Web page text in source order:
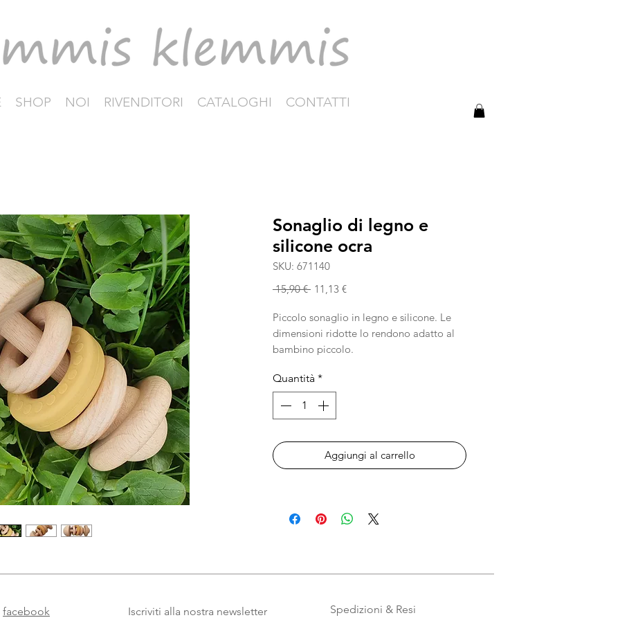
SHOP NOI RIVENDITORI CATALOGHI CONTATTI
Sonaglio di legno e
silicone ocra
SKU: 671140
15,90 € Prezzo
11,13 €Prezzo
Piccolo sonaglio in legno e silicone. Le
dimensioni ridotte lo rendono adatto al
bambino piccolo.
Materiale: Legno di faggio non trattato
di vernice o altro rivestimento
approvato sia dalla FDA che dalla
abbondantemente e asciugare con un
Marchio: Summerville Organic
Quantità *
Aggiungi al carrello
facebook Iscriviti alla nostra newsletter Spedizioni & Resi